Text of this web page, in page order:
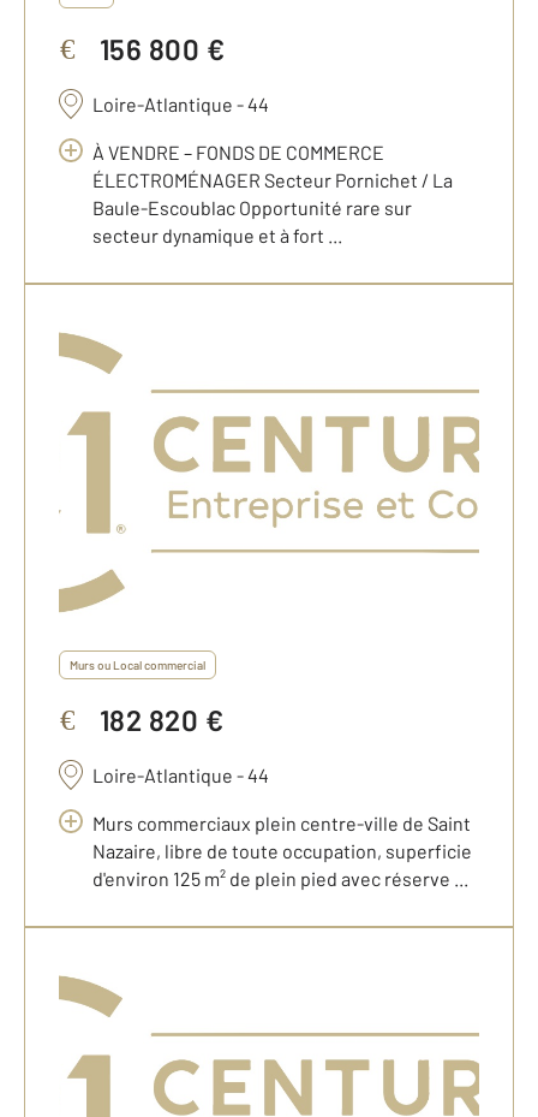
€ 156 800 €
Loire-Atlantique - 44
À VENDRE – FONDS DE COMMERCE
ÉLECTROMÉNAGER Secteur Pornichet / La
Baule-Escoublac Opportunité rare sur
secteur dynamique et à fort ...
Murs ou Local commercial
€ 182 820 €
Loire-Atlantique - 44
Murs commerciaux plein centre-ville de Saint
Nazaire, libre de toute occupation, superficie
d'environ 125 m² de plein pied avec réserve ...